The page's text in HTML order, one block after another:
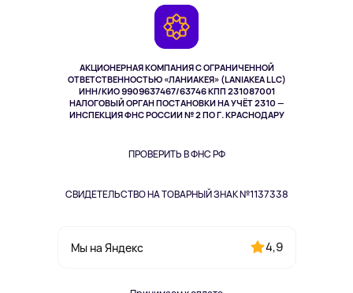
АКЦИОНЕРНАЯ КОМПАНИЯ С ОГРАНИЧЕННОЙ
ОТВЕТСТВЕННОСТЬЮ «ЛАНИАКЕЯ» (LANIAKEA LLC)
ИНН/КИО 9909637467/63746 КПП 231087001
НАЛОГОВЫЙ ОРГАН ПОСТАНОВКИ НА УЧЁТ 2310 —
ИНСПЕКЦИЯ ФНС РОССИИ № 2 ПО Г. КРАСНОДАРУ
ПРОВЕРИТЬ В ФНС РФ
СВИДЕТЕЛЬСТВО НА ТОВАРНЫЙ ЗНАК №1137338
Мы на Яндекс 4,9
Здоровье питомцев
Одежда и аксессуары